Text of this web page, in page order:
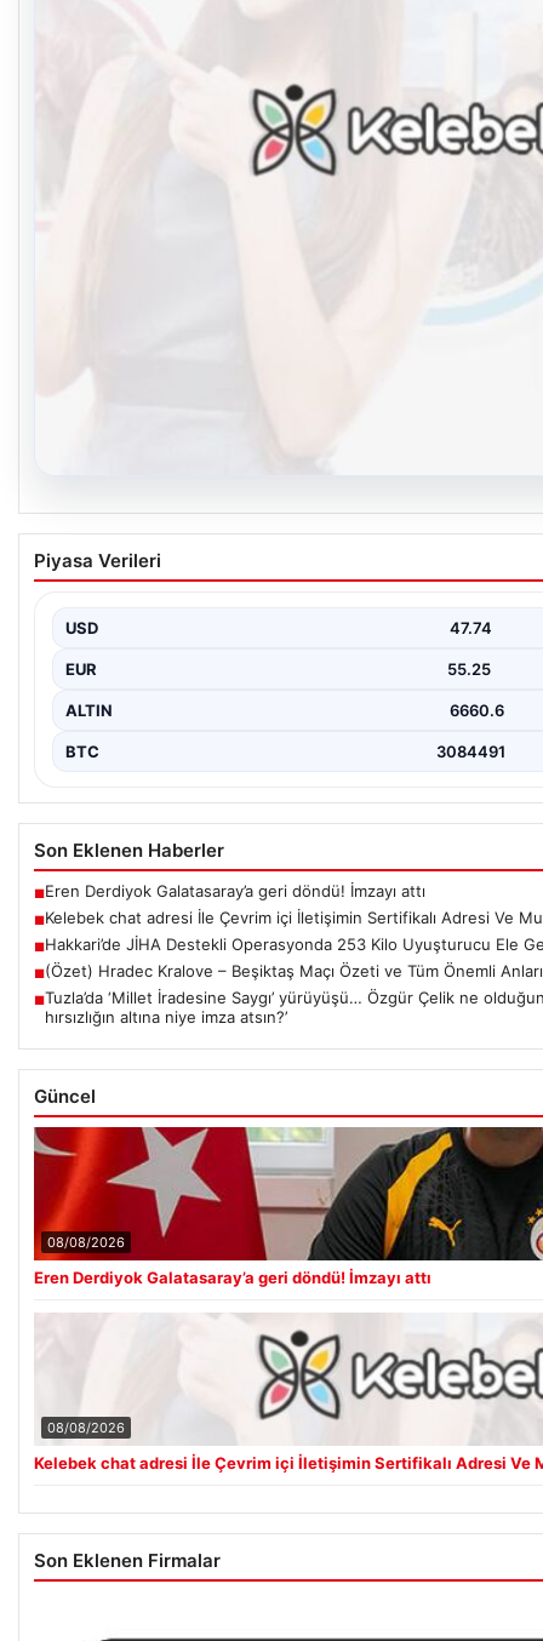
08.08.2026
Kelebek chat adresi İle Çevrim içi İletişimin
Deneyimi
olarak…
Piyasa Verileri
USD 47.74
EUR 55.25
ALTIN 6660.6
BTC 3084491
Son Eklenen Haberler
■Eren Derdiyok Galatasaray’a geri döndü! İmzayı attı
■Kelebek chat adresi İle Çevrim içi İletişimin Sertifikalı Adresi Ve
■Hakkari’de JİHA Destekli Operasyonda 253 Kilo Uyuşturucu Ele
■(Özet) Hradec Kralove – Beşiktaş Maçı Özeti ve Tüm Önemli Anları
■Tuzla’da ‘Millet İradesine Saygı’ yürüyüşü… Özgür Çelik ne
hırsızlığın altına niye imza atsın?’
Güncel
08/08/2026
Eren Derdiyok Galatasaray’a geri döndü! İmzayı attı
08/08/2026
Kelebek chat adresi İle Çevrim içi İletişimin Sertifikalı Adresi Ve
Son Eklenen Firmalar